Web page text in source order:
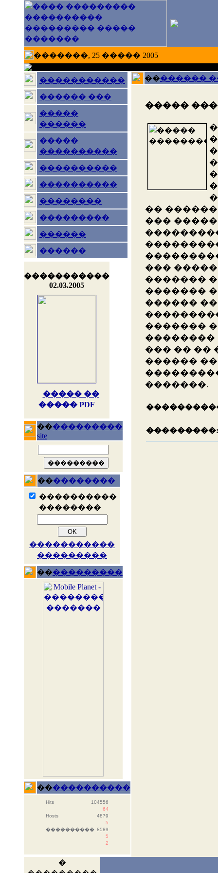
�������, 25 ����� 2005
�����������
������ ���
�����
������
�����
����������
����������
����������
��������
���������
������
������
�����������
02.03.2005
����� ��
����� PDF
�����������
site
����������
����������
��������
�����������
���������
�����������
������������
Hits
104556
64
Hosts
4879
5
���������� 8589
5
2
��������
�����
��
���
���
�������
�������
������
�������
��������
��� �� ��
������
�������.
���������:
�